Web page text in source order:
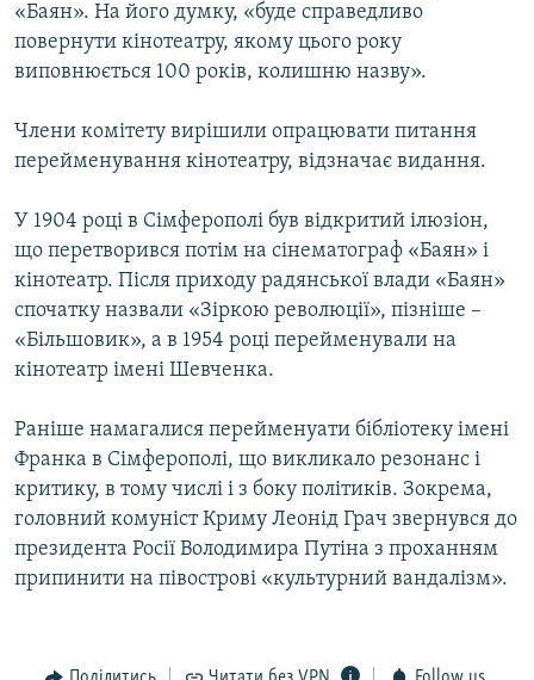
«Баян». На його думку, «буде справедливо
повернути кінотеатру, якому цього року
виповнюється 100 років, колишню назву».
Члени комітету вирішили опрацювати питання
перейменування кінотеатру, відзначає видання.
У 1904 році в Сімферополі був відкритий ілюзіон,
що перетворився потім на сінематограф «Баян» і
кінотеатр. Після приходу радянської влади «Баян»
спочатку назвали «Зіркою революції», пізніше –
«Більшовик», а в 1954 році перейменували на
кінотеатр імені Шевченка.
Раніше намагалися перейменуати бібліотеку імені
Франка в Сімферополі, що викликало резонанс і
критику, в тому числі і з боку політиків. Зокрема,
головний комуніст Криму Леонід Грач звернувся до
президента Росії Володимира Путіна з проханням
припинити на півострові «культурний вандалізм».